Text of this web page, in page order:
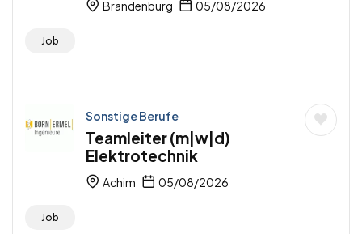
Brandenburg 05/08/2026
Job
Sonstige Berufe
Teamleiter (m|w|d)
Elektrotechnik
Achim 05/08/2026
Job